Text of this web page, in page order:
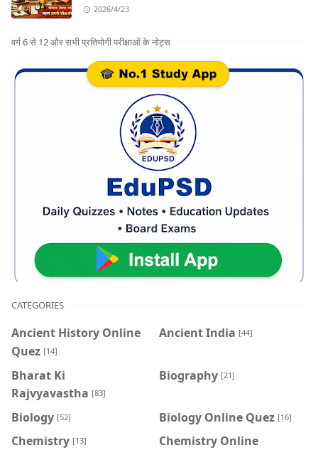
2026/4/23
वर्ग 6 से 12 और सभी प्रतियोगी परीक्षाओं के नोट्स
CATEGORIES
Ancient History Online
Quez [14]
Ancient India [44]
Bharat Ki
Rajvyavastha [83]
Biography [21]
Biology [52] Biology Online Quez [16]
Chemistry [13]
Chemistry Online